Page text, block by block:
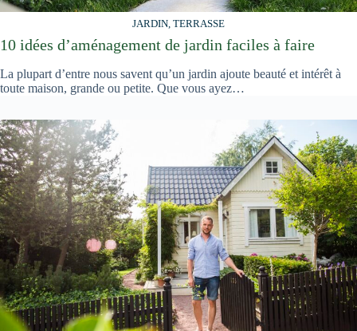
JARDIN, TERRASSE
10 idées d’aménagement de jardin faciles à faire
La plupart d’entre nous savent qu’un jardin ajoute beauté et intérêt à
toute maison, grande ou petite. Que vous ayez…